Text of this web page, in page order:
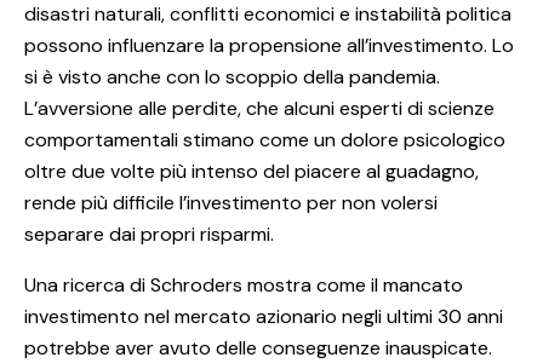
disastri naturali, conflitti economici e instabilità politica
possono influenzare la propensione all’investimento. Lo
si è visto anche con lo scoppio della pandemia.
L’avversione alle perdite, che alcuni esperti di scienze
comportamentali stimano come un dolore psicologico
oltre due volte più intenso del piacere al guadagno,
rende più difficile l’investimento per non volersi
separare dai propri risparmi.
Una ricerca di Schroders mostra come il mancato
investimento nel mercato azionario negli ultimi 30 anni
potrebbe aver avuto delle conseguenze inauspicate.